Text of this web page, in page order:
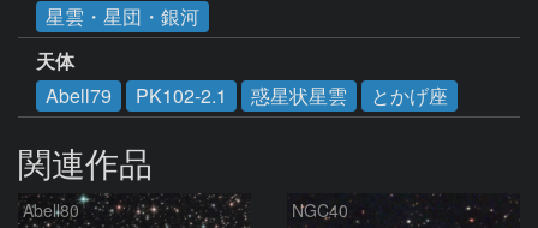
星雲・星団・銀河
天体
Abell79
PK102-2.1 惑星状星雲 とかげ座
関連作品
Abell80 NGC40